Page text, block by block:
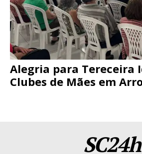
Alegria para Tereceira
Clubes de Mães em
SC24h